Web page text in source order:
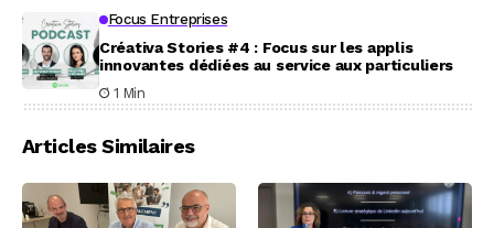
Focus Entreprises
Créativa Stories #4 : Focus sur les applis
innovantes dédiées au service aux particuliers
1 Min
Articles Similaires